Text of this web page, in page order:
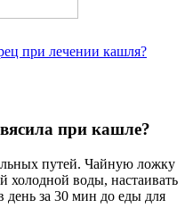
при лечении кашля?
при кашле?
путей. Чайную ложку
холодной воды, настаивать
день за 30 мин до еды для